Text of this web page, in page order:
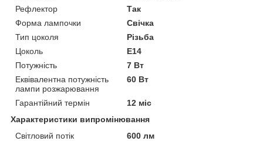
Рефлектор
Так
Форма лампочки
Свічка
Тип цоколя
Різьба
Цоколь
E14
Потужність
7 Вт
Еквівалентна потужність
лампи розжарювання
60 Вт
Гарантійний термін
12 міс
Характеристики випромінювання
Світловий потік
600 лм